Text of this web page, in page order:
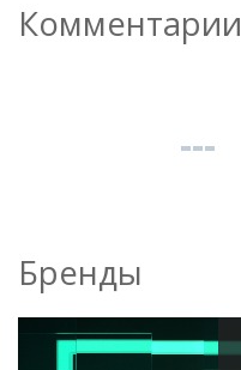
Комментарии
Бренды